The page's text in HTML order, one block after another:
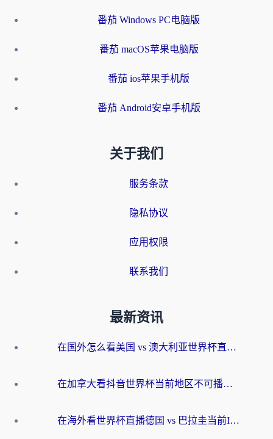
番茄 Windows PC电脑版
番茄 macOS苹果电脑版
番茄 ios苹果手机版
番茄 Android安卓手机版
关于我们
服务条款
隐私协议
应用权限
联系我们
最新资讯
在国外怎么看美国 vs 澳大利亚世界杯直播？海外党必藏的中文解说观赛指南
在加拿大看抖音世界杯当前地区不可播放？海外党体育观赛终极指南
在海外看世界杯直播德国 vs 巴拉圭当前IP受限制？这篇指南帮你轻松解决地区限制